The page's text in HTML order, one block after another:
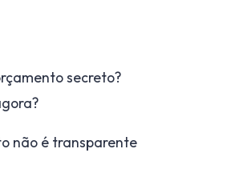
secreto?
não é transparente